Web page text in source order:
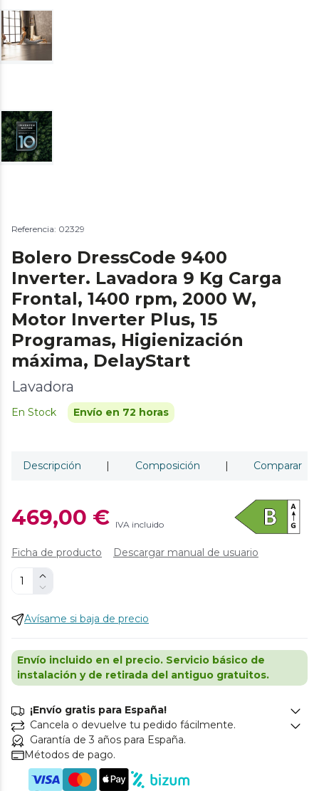
Referencia: 02329
Bolero DressCode 9400
Inverter. Lavadora 9 Kg Carga
Frontal, 1400 rpm, 2000 W,
Motor Inverter Plus, 15
Programas, Higienización
máxima, DelayStart
Lavadora
En Stock Envío en 72 horas
Descripción | Composición | Comparar
469,00 € IVA incluido
Ficha de producto Descargar manual de usuario
Avísame si baja de precio
Envío incluido en el precio. Servicio básico de
instalación y de retirada del antiguo gratuitos.
¡Envío gratis para España!
Cancela o devuelve tu pedido fácilmente.
Garantía de 3 años para España.
Métodos de pago.